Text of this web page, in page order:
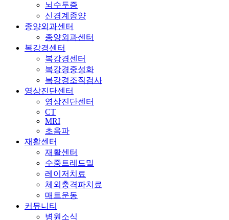
뇌수두증
신경계종양
종양외과센터
종양외과센터
복강경센터
복강경센터
복강경중성화
복강경조직검사
영상진단센터
영상진단센터
CT
MRI
초음파
재활센터
재활센터
수중트레드밀
레이저치료
체외충격파치료
매트운동
커뮤니티
병원소식